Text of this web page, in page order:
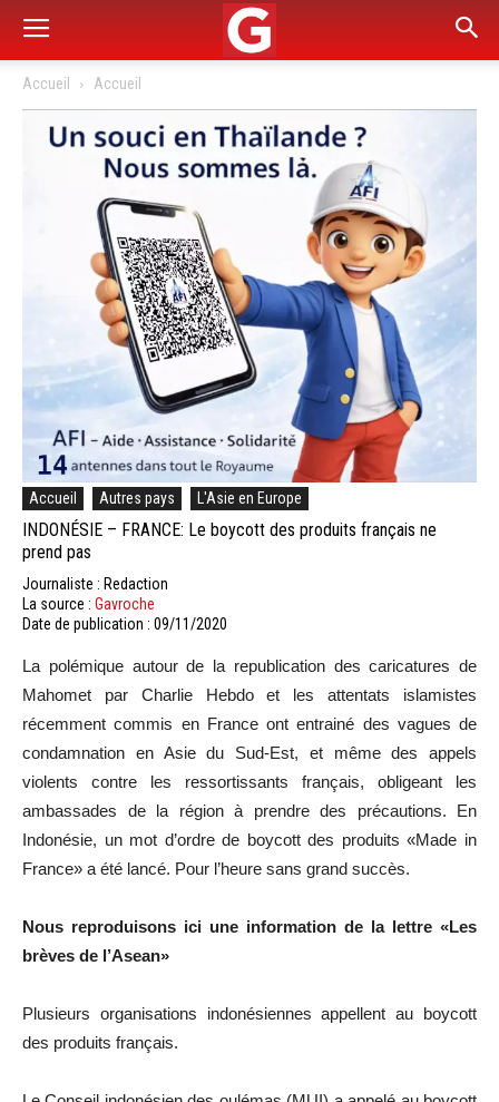
Accueil Accueil
Accueil Autres pays L'Asie en Europe
INDONÉSIE – FRANCE: Le boycott des produits français ne
prend pas
Journaliste : Redaction
La source : Gavroche
Date de publication : 09/11/2020
La polémique autour de la republication des caricatures de
Mahomet par Charlie Hebdo et les attentats islamistes
récemment commis en France ont entrainé des vagues de
condamnation en Asie du Sud-Est, et même des appels
violents contre les ressortissants français, obligeant les
ambassades de la région à prendre des précautions. En
Indonésie, un mot d’ordre de boycott des produits «Made in
France» a été lancé. Pour l’heure sans grand succès.
Nous reproduisons ici une information de la lettre «Les
brèves de l’Asean»
Plusieurs organisations indonésiennes appellent au boycott
des produits français.